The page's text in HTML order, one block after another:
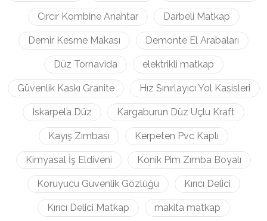
Cırcır Kombine Anahtar Darbeli Matkap
Demir Kesme Makası Demonte El Arabaları
Düz Tornavida elektrikli matkap
Güvenlik Kaskı Granite Hız Sınırlayıcı Yol Kasisleri
Iskarpela Düz Kargaburun Düz Uçlu Kraft
Kayış Zımbası Kerpeten Pvc Kaplı
Kimyasal İş Eldiveni Konik Pim Zımba Boyalı
Koruyucu Güvenlik Gözlüğü Kırıcı Delici
Kırıcı Delici Matkap makita matkap